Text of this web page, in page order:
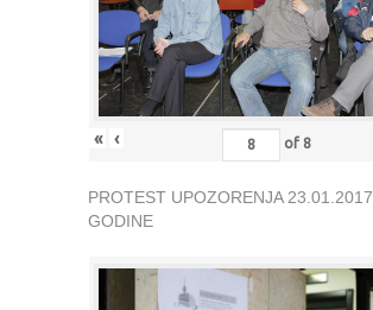
« ‹ of 8
PROTEST UPOZORENJA 23.01.2017.
GODINE